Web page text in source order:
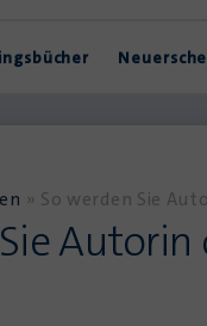
» So werden Sie